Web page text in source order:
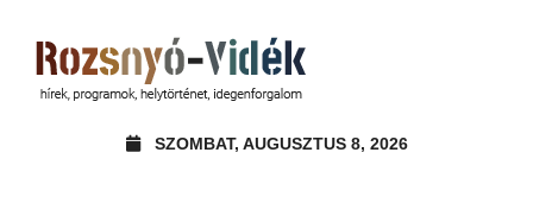
SZOMBAT, AUGUSZTUS 8, 2026